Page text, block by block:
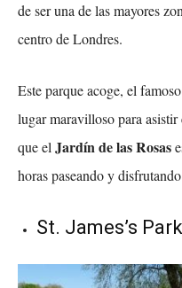
de ser una de las mayores
centro de Londres.
Este parque acoge, el famoso
lugar maravilloso para
que elJardín de las Rosas
horas paseando y
St. James’s Park